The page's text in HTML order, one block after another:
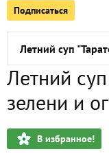
Подписаться
Овощной салат с
Летний суп
Гаспачо с
Белая окрошка
Салат «Летнее
Летний
зелени и
В избранное!